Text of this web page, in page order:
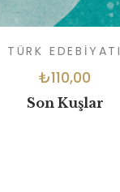
TÜRK EDEBIYATI
₺110,00
Son Kuşlar